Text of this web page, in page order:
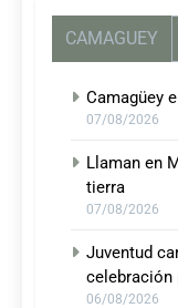
CAMAGUEY
Camagüey
07/08/2026
Llaman en
tierra
07/08/2026
Juventud
celebración
06/08/2026